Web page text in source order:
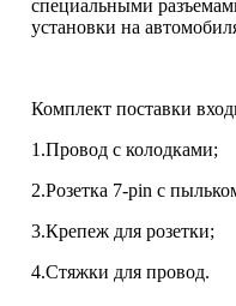
специальными
установки на
Комплект поставки
1.Провод с колодками;
2.Розетка 7-pin с
3.Крепеж для розетки;
4.Стяжки для провод.